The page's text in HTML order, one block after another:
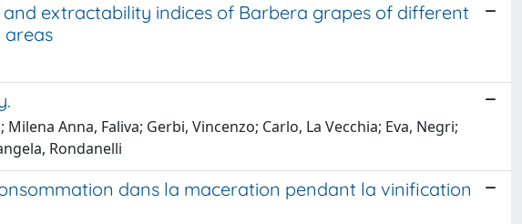
extractability indices of Barbera grapes of different
areas
Anna, Faliva; Gerbi, Vincenzo; Carlo, La Vecchia; Eva, Negri;
Rondanelli
dans la maceration pendant la vinification